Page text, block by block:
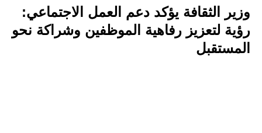
وزير الثقافة يؤكد دعم العمل الاجتماعي:
رؤية لتعزيز رفاهية الموظفين وشراكة نحو
المستقبل